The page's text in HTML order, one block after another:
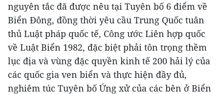
nguyên tắc đã được nêu tại Tuyên bố 6 điểm về
Biển Đông, đồng thời yêu cầu Trung Quốc tuân
thủ Luật pháp quốc tế, Công ước Liên hợp quốc
về Luật Biển 1982, đặc biệt phải tôn trọng thềm
lục địa và vùng đặc quyền kinh tế 200 hải lý của
các quốc gia ven biển và thực hiện đầy đủ,
nghiêm túc Tuyên bố Ứng xử của các bên ở Biển